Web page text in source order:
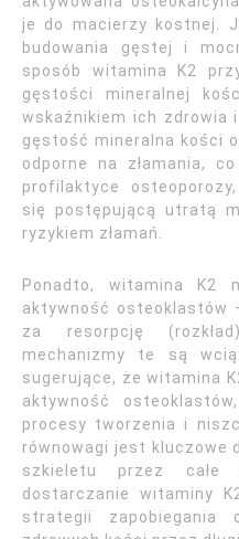
je do macierzy kostnej.
budowania gęstej i
sposób witamina K2
gęstości mineralnej
wskaźnikiem ich zdrowia
gęstość mineralna kości
odporne na złamania,
profilaktyce
się postępującą utratą
ryzykiem złamań.
Ponadto, witamina K2
aktywność osteoklastów
za resorpcję
mechanizmy te są
sugerujące, że witamina
aktywność
procesy tworzenia i
równowagi jest kluczowe
szkieletu przez całe
dostarczanie witaminy
strategii zapobiegania